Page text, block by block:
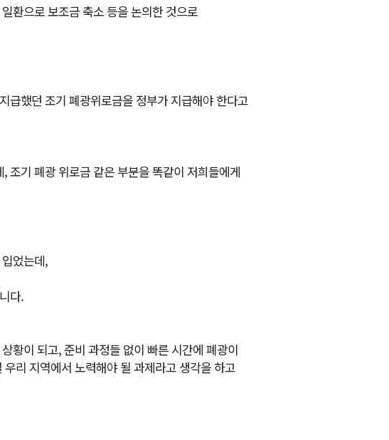
환으로 보조금 축소 등을 논의한 것으로
급했던 조기 폐광위로금을 정부가 지급해야 한다고
조기 폐광 위로금 같은 부분을 똑같이 저희들에게
었는데,
다.
황이 되고, 준비 과정들 없이 빠른 시간에 폐광이
리 지역에서 노력해야 될 과제라고 생각을 하고